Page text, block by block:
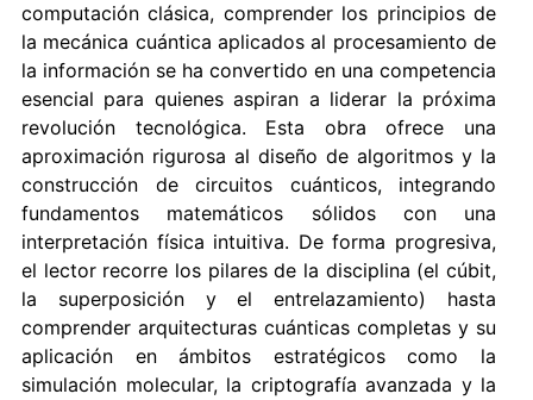
computación clásica, comprender los principios de
la mecánica cuántica aplicados al procesamiento de
la información se ha convertido en una competencia
esencial para quienes aspiran a liderar la próxima
revolución tecnológica. Esta obra ofrece una
aproximación rigurosa al diseño de algoritmos y la
construcción de circuitos cuánticos, integrando
fundamentos matemáticos sólidos con una
interpretación física intuitiva. De forma progresiva,
el lector recorre los pilares de la disciplina (el cúbit,
la superposición y el entrelazamiento) hasta
comprender arquitecturas cuánticas completas y su
aplicación en ámbitos estratégicos como la
simulación molecular, la criptografía avanzada y la